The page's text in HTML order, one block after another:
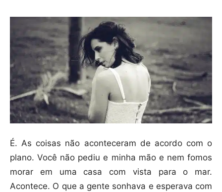
É. As coisas não aconteceram de acordo com o
plano. Você não pediu e minha mão e nem fomos
morar em uma casa com vista para o mar.
Acontece. O que a gente sonhava e esperava com